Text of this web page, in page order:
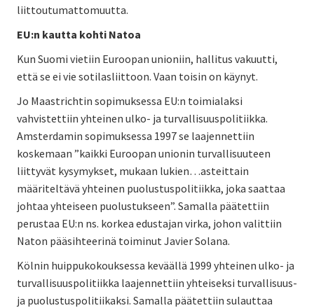
liittoutumattomuutta.
EU:n kautta kohti Natoa
Kun Suomi vietiin Euroopan unioniin, hallitus vakuutti,
että se ei vie sotilasliittoon. Vaan toisin on käynyt.
Jo Maastrichtin sopimuksessa EU:n toimialaksi
vahvistettiin yhteinen ulko- ja turvallisuuspolitiikka.
Amsterdamin sopimuksessa 1997 se laajennettiin
koskemaan ”kaikki Euroopan unionin turvallisuuteen
liittyvät kysymykset, mukaan lukien…asteittain
määriteltävä yhteinen puolustuspolitiikka, joka saattaa
johtaa yhteiseen puolustukseen”. Samalla päätettiin
perustaa EU:n ns. korkea edustajan virka, johon valittiin
Naton pääsihteerinä toiminut Javier Solana.
Kölnin huippukokouksessa keväällä 1999 yhteinen ulko- ja
turvallisuuspolitiikka laajennettiin yhteiseksi turvallisuus-
ja puolustuspolitiikaksi. Samalla päätettiin sulauttaa